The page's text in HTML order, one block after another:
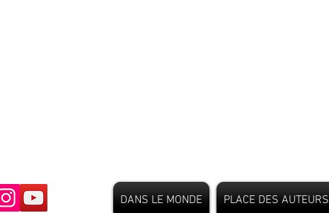
DANS LE MONDE PLACE DES AUTEURS